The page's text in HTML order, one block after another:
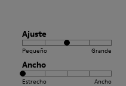
Ajuste
Pequeño Grande
Ancho
Estrecho Ancho